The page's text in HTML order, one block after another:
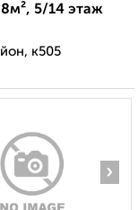
5/14 этаж
к505
›